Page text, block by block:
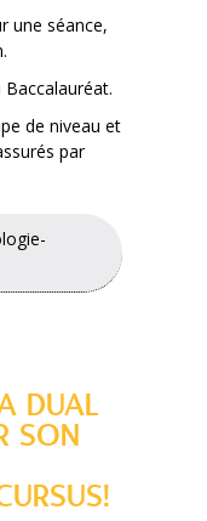
une séance,
de niveau et
par
DUAL
SON